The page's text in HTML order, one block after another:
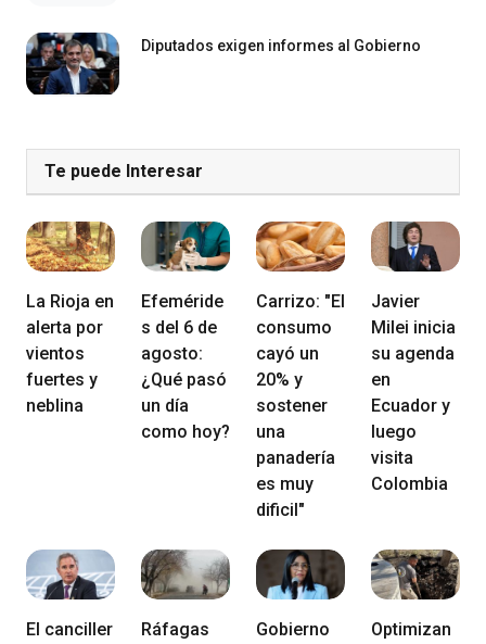
Diputados exigen informes al Gobierno
Te puede Interesar
La Rioja en
alerta por
vientos
fuertes y
neblina
Efeméride
s del 6 de
agosto:
¿Qué pasó
un día
como hoy?
Carrizo: "El
consumo
cayó un
20% y
sostener
una
panadería
es muy
dificil"
Javier
Milei inicia
su agenda
en
Ecuador y
luego
visita
Colombia
El canciller
Ráfagas
Gobierno
Optimizan